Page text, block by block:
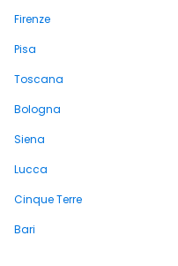
Firenze
Pisa
Toscana
Bologna
Siena
Lucca
Cinque Terre
Bari